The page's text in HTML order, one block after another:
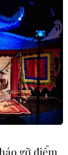
gỡ điểm